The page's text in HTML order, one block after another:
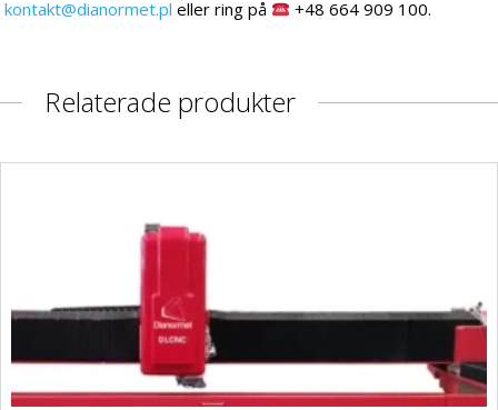
kontakt@dianormet.pl eller ring på +48 664 909 100.
Relaterade produkter